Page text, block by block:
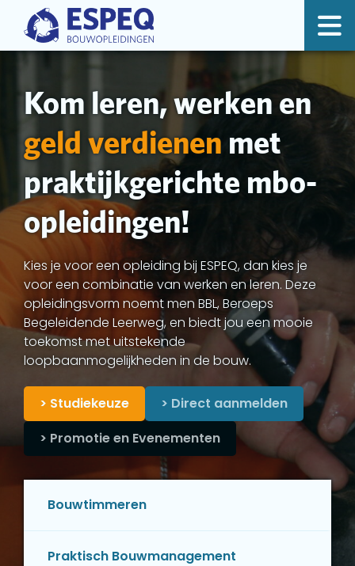
Kom leren, werken en
geld verdienen met
praktijkgerichte mbo-
opleidingen!
Kies je voor een opleiding bij ESPEQ, dan kies je
voor een combinatie van werken en leren. Deze
opleidingsvorm noemt men BBL, Beroeps
Begeleidende Leerweg, en biedt jou een mooie
toekomst met uitstekende
loopbaanmogelijkheden in de bouw.
> Studiekeuze
> Direct aanmelden
> Promotie en Evenementen
Bouwtimmeren
Praktisch Bouwmanagement